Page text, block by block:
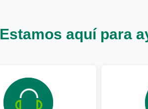
Estamos aquí para